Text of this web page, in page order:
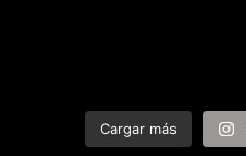
Cargar más